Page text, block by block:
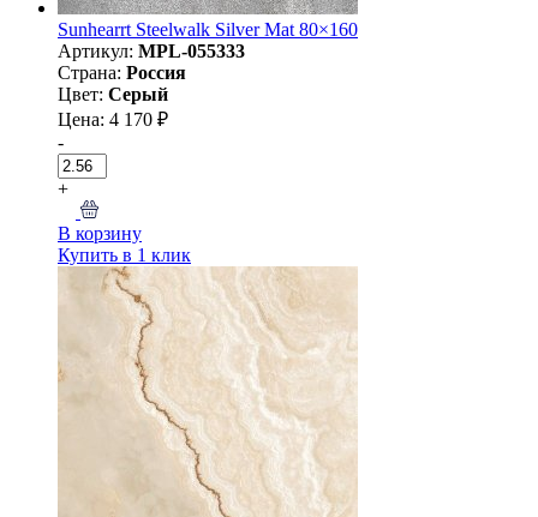
Sunhearrt Steelwalk Silver Mat 80×160
Артикул: MPL-055333
Страна: Россия
Цвет: Серый
Цена: 4 170 ₽
-
+
В корзину
Купить в 1 клик